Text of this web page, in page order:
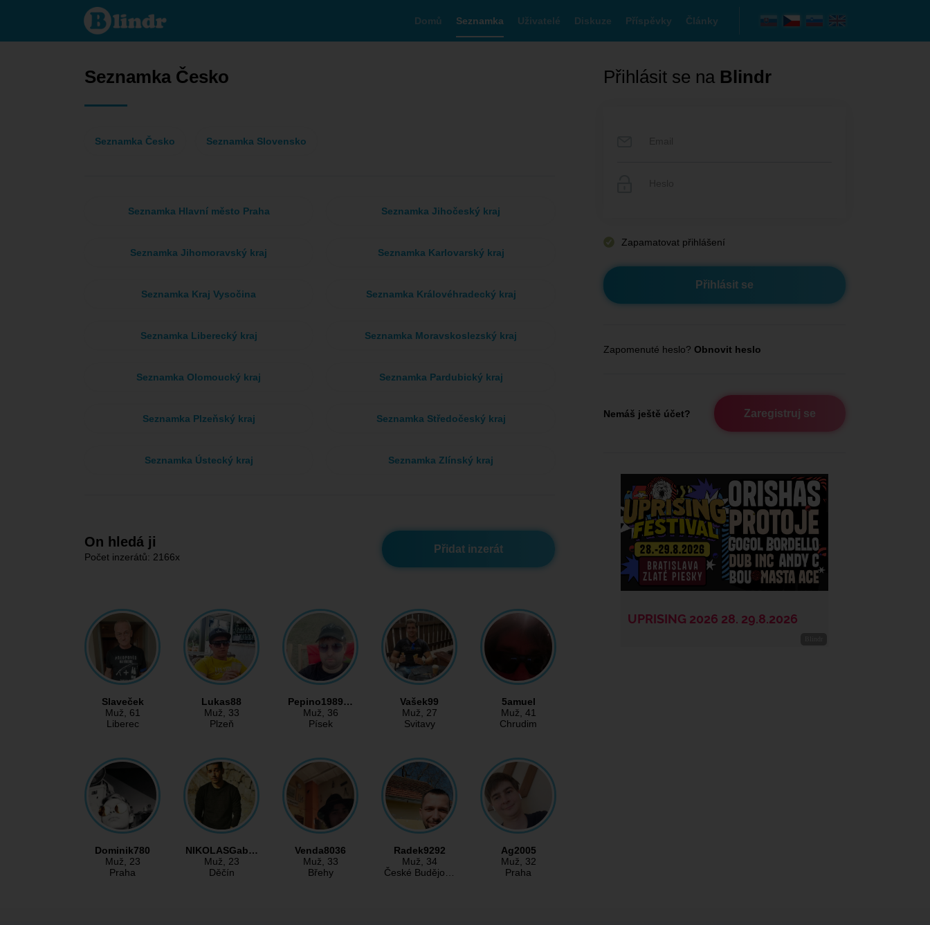
Seznamka
- On
hledá ji
Domů Seznamka Uživatelé Diskuze Příspěvky Články
Seznamka Česko
Seznamka Česko Seznamka Slovensko
Seznamka Hlavní město Praha Seznamka Jihočeský kraj
Seznamka Jihomoravský kraj Seznamka Karlovarský kraj
Seznamka Kraj Vysočina Seznamka Královéhradecký kraj
Seznamka Liberecký kraj Seznamka Moravskoslezský kraj
Seznamka Olomoucký kraj Seznamka Pardubický kraj
Seznamka Plzeňský kraj Seznamka Středočeský kraj
Seznamka Ústecký kraj Seznamka Zlínský kraj
Přidat inzerát
On hledá ji
Počet inzerátů: 2166x
Slaveček
Muž, 61
Liberec
Lukas88
Muž, 33
Plzeň
Pepino1989…
Muž, 36
Písek
Vašek99
Muž, 27
Svitavy
5amuel
Muž, 41
Chrudim
Dominik780
Muž, 23
Praha
NIKOLASGab…
Muž, 23
Děčín
Venda8036
Muž, 33
Břehy
Radek9292
Muž, 34
České Budějo…
Ag2005
Muž, 32
Praha
Přihlásit se na Blindr
Zapamatovat přihlášení
Zapomenuté heslo? Obnovit heslo
Nemáš ještě účet? Zaregistruj se